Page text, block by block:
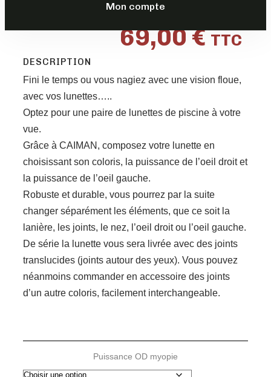
Mon compte
69,00€ TTC
DESCRIPTION
Fini le temps ou vous nagiez avec une vision floue,
avec vos lunettes…..
Optez pour une paire de lunettes de piscine à votre
vue.
Grâce à CAIMAN, composez votre lunette en
choisissant son coloris, la puissance de l’oeil droit et
la puissance de l’oeil gauche.
Robuste et durable, vous pourrez par la suite
changer séparément les éléments, que ce soit la
lanière, les joints, le nez, l’oeil droit ou l’oeil gauche.
De série la lunette vous sera livrée avec des joints
translucides (joints autour des yeux). Vous pouvez
néanmoins commander en accessoire des joints
d’un autre coloris, facilement interchangeable.
Puissance OD myopie